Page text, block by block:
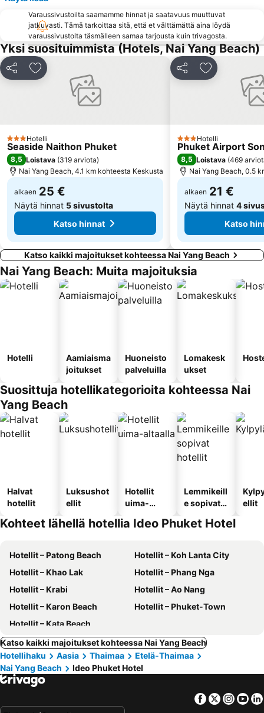
Varaussivustoilta saamamme hinnat ja saatavuus muuttuvat
jatkuvasti. Tämä tarkoittaa sitä, että et välttämättä aina löydä
varaussivustolta täsmälleen samaa tarjousta kuin trivagosta.
Yksi suosituimmista (Hotels, Nai Yang Beach)
Jaa Lisää suosikkeihin
3 Tähtiluokitus
Hotelli
Seaside Naithon Phuket
8,5 Loistava (319 arviota)
Nai Yang Beach, 4.1 km kohteesta Keskusta
alkaen 25 €
Näytä hinnat 5 sivustolta
Katso hinnat
Jaa Lisää
3 Tähtiluokitus
Hotelli
Phuket Airport
8,5 Loistava (469
Nai Yang Beach, 0.5
alkaen 21 €
Näytä hinnat 4
Katso
Katso kaikki majoitukset kohteessa Nai Yang Beach
Nai Yang Beach: Muita majoituksia
Hotelli
Aamiaisma
joitukset
Huoneisto
palveluilla
Lomakesk
ukset
Suosittuja hotellikategorioita kohteessa Nai
Yang Beach
Halvat
hotellit
Luksushot
ellit
Hotellit
uima-
Lemmikeill
e sopivat
ellit
Kohteet lähellä hotellia Ideo Phuket Hotel
Hotellit – Patong Beach
Hotellit – Koh Lanta City
Hotellit – Khao Lak
Hotellit – Phang Nga
Hotellit – Krabi
Hotellit – Ao Nang
Hotellit – Karon Beach
Hotellit – Phuket-Town
Hotellit – Kata Beach
Katso kaikki majoitukset kohteessa Nai Yang Beach
Hotellihaku
Aasia Thaimaa
Etelä-Thaimaa
Nai Yang Beach
Ideo Phuket Hotel
Facebook
Twitter